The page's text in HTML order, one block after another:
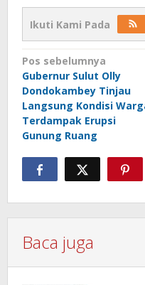
Ikuti Kami Pada
Navigasi
pos
Pos sebelumnya
Gubernur Sulut Olly
Dondokambey Tinjau
Langsung Kondisi
Terdampak Erupsi
Gunung Ruang
Baca juga